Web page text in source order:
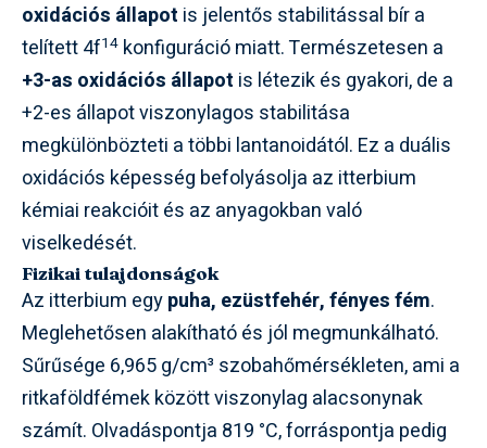
oxidációs állapot is jelentős stabilitással bír a
telített 4f14 konfiguráció miatt. Természetesen a
+3-as oxidációs állapot is létezik és gyakori, de a
+2-es állapot viszonylagos stabilitása
megkülönbözteti a többi lantanoidától. Ez a duális
oxidációs képesség befolyásolja az itterbium
kémiai reakcióit és az anyagokban való
viselkedését.
Fizikai tulajdonságok
Az itterbium egypuha, ezüstfehér, fényes fém.
Meglehetősen alakítható és jól megmunkálható.
Sűrűsége 6,965 g/cm³ szobahőmérsékleten, ami a
ritkaföldfémek között viszonylag alacsonynak
számít. Olvadáspontja 819 °C, forráspontja pedig